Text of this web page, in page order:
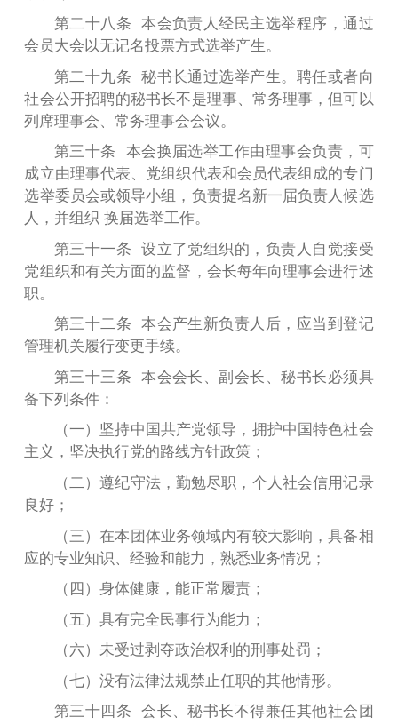
第二十八条 本会负责人经民主选举程序，通过
会员大会以无记名投票方式选举产生。
第二十九条 秘书长通过选举产生。聘任或者向
社会公开招聘的秘书长不是理事、常务理事，但可以
列席理事会、常务理事会会议。
第三十条 本会换届选举工作由理事会负责，可
成立由理事代表、党组织代表和会员代表组成的专门
选举委员会或领导小组，负责提名新一届负责人候选
人，并组织 换届选举工作。
第三十一条 设立了党组织的，负责人自觉接受
党组织和有关方面的监督，会长每年向理事会进行述
职。
第三十二条 本会产生新负责人后，应当到登记
管理机关履行变更手续。
第三十三条 本会会长、副会长、秘书长必须具
备下列条件：
（一）坚持中国共产党领导，拥护中国特色社会
主义，坚决执行党的路线方针政策；
（二）遵纪守法，勤勉尽职，个人社会信用记录
良好；
（三）在本团体业务领域内有较大影响，具备相
应的专业知识、经验和能力，熟悉业务情况；
（四）身体健康，能正常履责；
（五）具有完全民事行为能力；
（六）未受过剥夺政治权利的刑事处罚；
（七）没有法律法规禁止任职的其他情形。
第三十四条 会长、秘书长不得兼任其他社会团